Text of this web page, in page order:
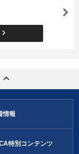
篇
保全 リピート
keyboard_arrow_right
keyboard_arrow_up
情報
特別コンテンツ